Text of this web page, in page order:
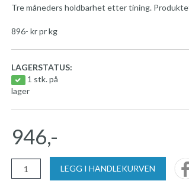
Tre måneders holdbarhet etter tining.
896- kr pr kg
LAGERSTATUS:
1 stk. på
lager
946,-
LEGG I HANDLEKURVEN